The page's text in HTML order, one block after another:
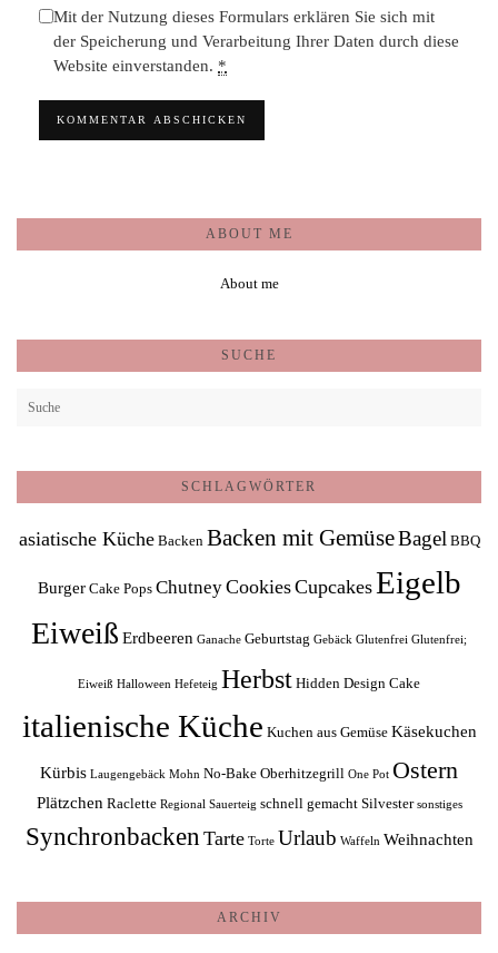
Mit der Nutzung dieses Formulars erklären Sie sich mit
der Speicherung und Verarbeitung Ihrer Daten durch diese
Website einverstanden. *
ABOUT ME
About me
SUCHE
SCHLAGWÖRTER
asiatische Küche Backen Backen mit GemüseBagel BBQ
Burger Cake Pops ChutneyCookiesCupcakesEigelb
Eiweiß Erdbeeren Ganache Geburtstag Gebäck Glutenfrei Glutenfrei;
Eiweiß Halloween Hefeteig Herbst Hidden Design Cake
italienische Küche Kuchen aus Gemüse Käsekuchen
Kürbis Laugengebäck Mohn No-Bake Oberhitzegrill One Pot Ostern
Plätzchen Raclette Regional Sauerteig schnell gemacht Silvester sonstiges
Synchronbacken Tarte Torte Urlaub Waffeln Weihnachten
ARCHIV